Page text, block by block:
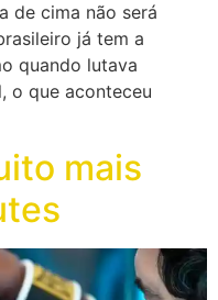
de cima não será
já tem a
quando lutava
o que aconteceu
mais